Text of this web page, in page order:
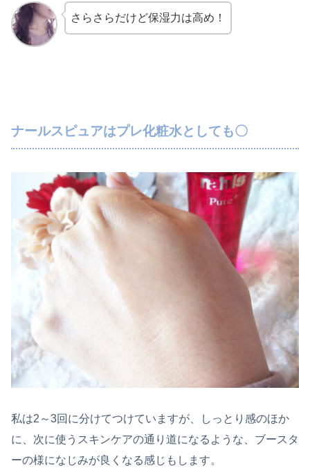
さらさらだけど保湿力は高め！
ナールスピュアはプレ化粧水としても〇
私は2～3回に分けてつけていますが、しっとり感のほか
に、次に使うスキンケアの通り道になるような、ブースタ
ーの様になじみが良くなる感じもします。